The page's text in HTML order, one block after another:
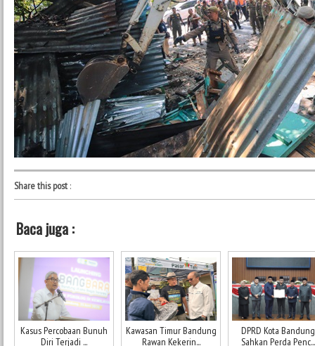
Share this post:
Baca juga :
Kasus Percobaan Bunuh
Diri Terjadi ...
Kawasan Timur Bandung
Rawan Kekerin...
DPRD Kota Bandung
Sahkan Perda Penc...